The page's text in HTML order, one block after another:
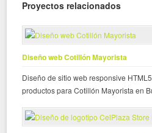
Proyectos relacionados
Diseño web Cotillón Mayorista
Diseño de sitio web responsive
productos para Cotillón Mayorista en